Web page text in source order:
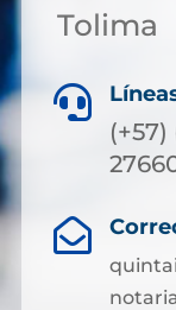
Tolima

